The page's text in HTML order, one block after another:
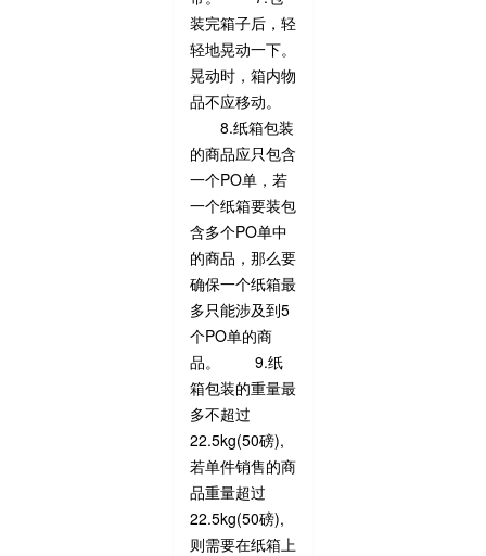
装完箱子后，轻
轻地晃动一下。
晃动时，箱内物
品不应移动。
8.纸箱包装
的商品应只包含
一个PO单，若
一个纸箱要装包
含多个PO单中
的商品，那么要
确保一个纸箱最
多只能涉及到5
个PO单的商
品。 9.纸
箱包装的重量最
多不超过
22.5kg(50磅),
若单件销售的商
品重量超过
22.5kg(50磅),
则需要在纸箱上